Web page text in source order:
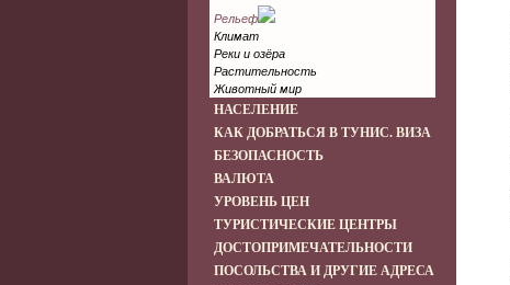
Рельеф
Климат
Реки и озёра
Растительность
Животный мир
НАСЕЛЕНИЕ
КАК ДОБРАТЬСЯ В ТУНИС. ВИЗА
БЕЗОПАСНОСТЬ
ВАЛЮТА
УРОВЕНЬ ЦЕН
ТУРИСТИЧЕСКИЕ ЦЕНТРЫ
ДОСТОПРИМЕЧАТЕЛЬНОСТИ
ПОСОЛЬСТВА И ДРУГИЕ АДРЕСА